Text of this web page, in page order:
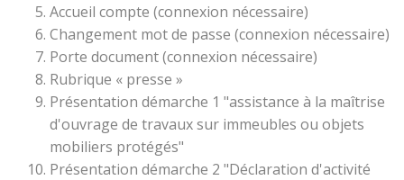
Accueil compte (connexion nécessaire)
Changement mot de passe (connexion nécessaire)
Porte document (connexion nécessaire)
Rubrique « presse »
Présentation démarche 1 "assistance à la maîtrise
d'ouvrage de travaux sur immeubles ou objets
mobiliers protégés"
Présentation démarche 2 "Déclaration d'activité